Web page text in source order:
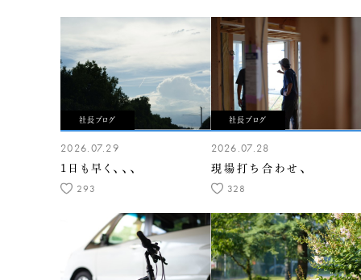
社長ブログ
2026.07.29
1日も早く、、、
293
社長ブログ
2026.07.28
現場打ち合わせ、
328